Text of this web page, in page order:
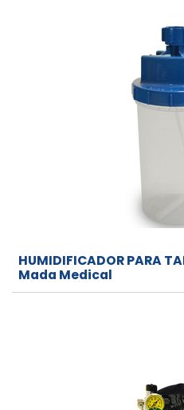
HUMIDIFICADOR PARA
Mada Medical